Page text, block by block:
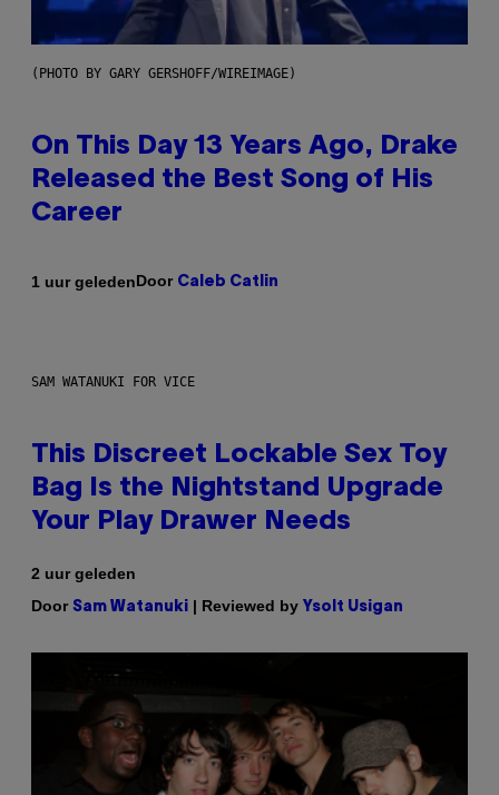
(PHOTO BY GARY GERSHOFF/WIREIMAGE)
On This Day 13 Years Ago, Drake
Released the Best Song of His
Career
1 uur geledenDoor Caleb Catlin
SAM WATANUKI FOR VICE
This Discreet Lockable Sex Toy
Bag Is the Nightstand Upgrade
Your Play Drawer Needs
2 uur geleden
Door Sam Watanuki | Reviewed by Ysolt Usigan